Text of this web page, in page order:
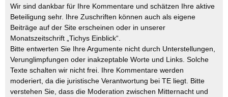
Wir sind dankbar für Ihre Kommentare und schätzen Ihre aktive
Beteiligung sehr. Ihre Zuschriften können auch als eigene
Beiträge auf der Site erscheinen oder in unserer
Monatszeitschrift „Tichys Einblick“.
Bitte entwerten Sie Ihre Argumente nicht durch Unterstellungen,
Verunglimpfungen oder inakzeptable Worte und Links. Solche
Texte schalten wir nicht frei. Ihre Kommentare werden
moderiert, da die juristische Verantwortung bei TE liegt. Bitte
verstehen Sie, dass die Moderation zwischen Mitternacht und